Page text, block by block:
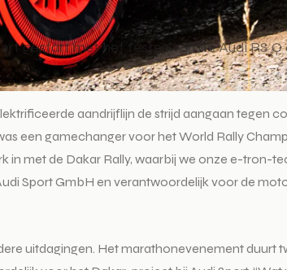
gestart met het testen van de Audi RS
aandrijflijn de strijd aangaan tegen
een gamechanger voor het World Rally
in met de Dakar Rally, waarbij we onze e-
Sport GmbH en verantwoordelijk voor de
uitdagingen. Het marathonevenement duurt